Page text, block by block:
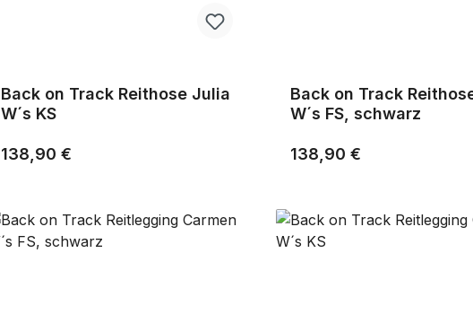
Back on Track Reithose Julia
W´s KS
Regulärer Preis:
138,90 €
Back on Track
W´s FS, schwarz
Regulärer Preis:
138,90 €